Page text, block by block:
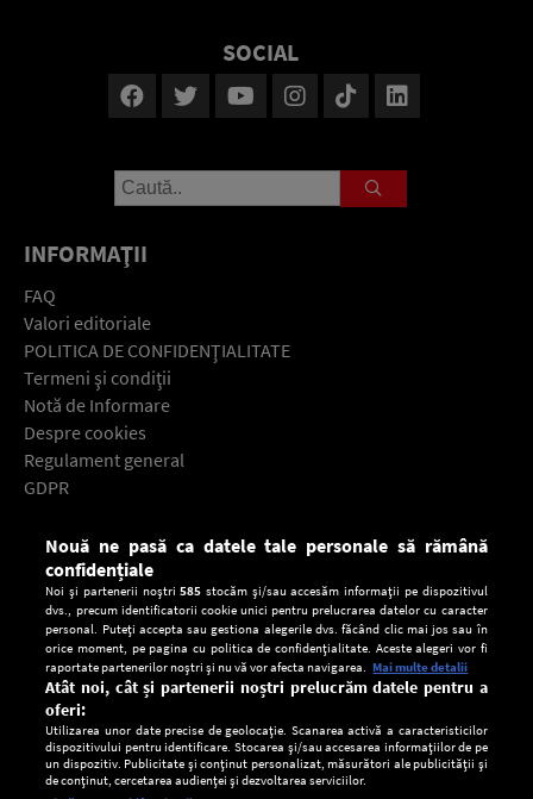
SOCIAL
INFORMAŢII
FAQ
Valori editoriale
POLITICA DE CONFIDENŢIALITATE
Termeni şi condiţii
Notă de Informare
Despre cookies
Regulament general
GDPR
Descarcă gratuit aplicaţia Europa FM pentru smartphone:
Nouă ne pasă ca datele tale personale să rămână
confidențiale
Noi și partenerii noștri585 stocăm și/sau accesăm informații pe dispozitivul
dvs., precum identificatorii cookie unici pentru prelucrarea datelor cu caracter
personal. Puteți accepta sau gestiona alegerile dvs. făcând clic mai jos sau în
orice moment, pe pagina cu politica de confidențialitate. Aceste alegeri vor fi
raportate partenerilor noștri și nu vă vor afecta navigarea. Mai multe detalii
Atât noi, cât și partenerii noștri prelucrăm datele pentru a
oferi:
Utilizarea unor date precise de geolocație. Scanarea activă a caracteristicilor
dispozitivului pentru identificare. Stocarea și/sau accesarea informațiilor de pe
un dispozitiv. Publicitate și conținut personalizat, măsurători ale publicității și
de conținut, cercetarea audienței și dezvoltarea serviciilor.